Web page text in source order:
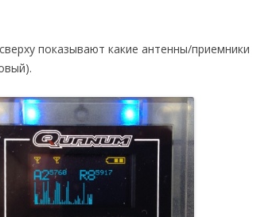
показывают какие антенны/приемники